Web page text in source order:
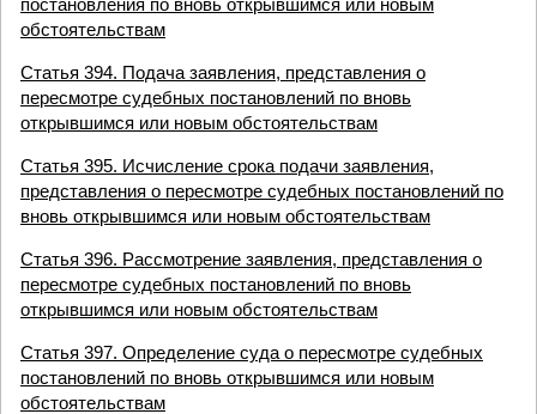
постановления по вновь открывшимся или новым
обстоятельствам
Статья 394. Подача заявления, представления о
пересмотре судебных постановлений по вновь
открывшимся или новым обстоятельствам
Статья 395. Исчисление срока подачи заявления,
представления о пересмотре судебных постановлений по
вновь открывшимся или новым обстоятельствам
Статья 396. Рассмотрение заявления, представления о
пересмотре судебных постановлений по вновь
открывшимся или новым обстоятельствам
Статья 397. Определение суда о пересмотре судебных
постановлений по вновь открывшимся или новым
обстоятельствам